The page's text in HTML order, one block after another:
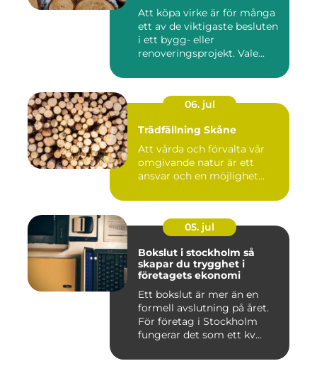
Att köpa virke är för många
ett av de viktigaste besluten
i ett bygg- eller
renoveringsprojekt. Vale...
06. jul
Trädfällning Skåne
Att vårda och förvalta vår
omgivande natur är ett
ansvar och en möjlighet...
05. jul
Bokslut i stockholm så
skapar du trygghet i
företagets ekonomi
Ett bokslut är mer än en
formell avslutning på året.
För företag i Stockholm
fungerar det som ett kv...